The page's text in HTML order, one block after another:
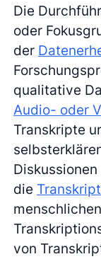
Die
oder
der
qualitative
Audio- oder
Transkripte
die
von